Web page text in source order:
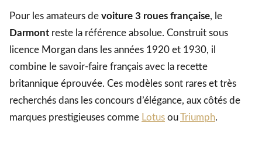
Pour les amateurs de voiture 3 roues française, le
Darmont reste la référence absolue. Construit sous
licence Morgan dans les années 1920 et 1930, il
combine le savoir-faire français avec la recette
britannique éprouvée. Ces modèles sont rares et très
recherchés dans les concours d’élégance, aux côtés de
marques prestigieuses comme Lotus ouTriumph.